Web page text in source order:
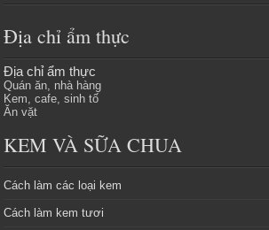
Địa chỉ ẩm thực
Địa chỉ ẩm thực
Quán ăn, nhà hàng
Kem, cafe, sinh tố
Ăn vặt
KEM VÀ SỮA CHUA
Cách làm các loại kem
Cách làm kem tươi